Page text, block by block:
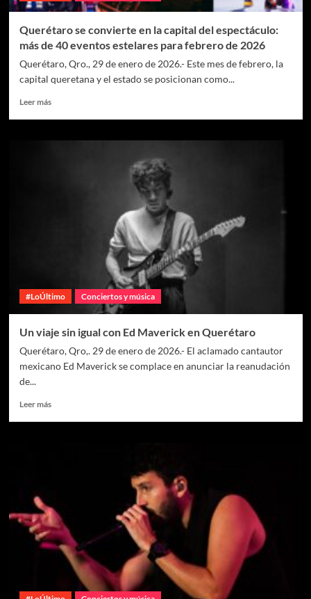
Querétaro se convierte en la capital del espectáculo:
más de 40 eventos estelares para febrero de 2026
Querétaro, Qro., 29 de enero de 2026.- Este mes de febrero, la
capital queretana y el estado se posicionan como...
Leer más
#LoÚltimo Conciertos y música
Un viaje sin igual con Ed Maverick en Querétaro
Querétaro, Qro,. 29 de enero de 2026.- El aclamado cantautor
mexicano Ed Maverick se complace en anunciar la reanudación
de...
Leer más